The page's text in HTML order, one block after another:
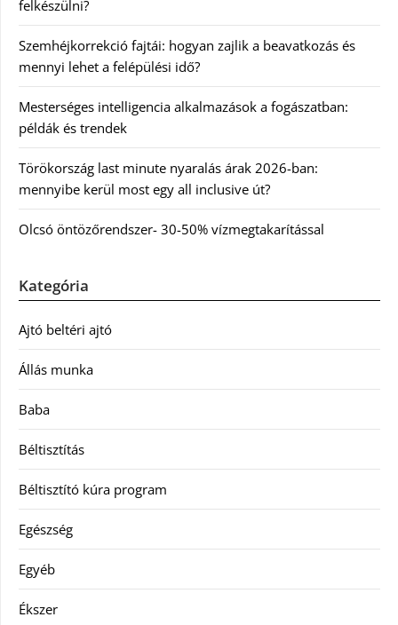
felkészülni?
Szemhéjkorrekció fajtái: hogyan zajlik a beavatkozás és
mennyi lehet a felépülési idő?
Mesterséges intelligencia alkalmazások a fogászatban:
példák és trendek
Törökország last minute nyaralás árak 2026-ban:
mennyibe kerül most egy all inclusive út?
Olcsó öntözőrendszer- 30-50% vízmegtakarítással
Kategória
Ajtó beltéri ajtó
Állás munka
Baba
Béltisztítás
Béltisztító kúra program
Egészség
Egyéb
Ékszer